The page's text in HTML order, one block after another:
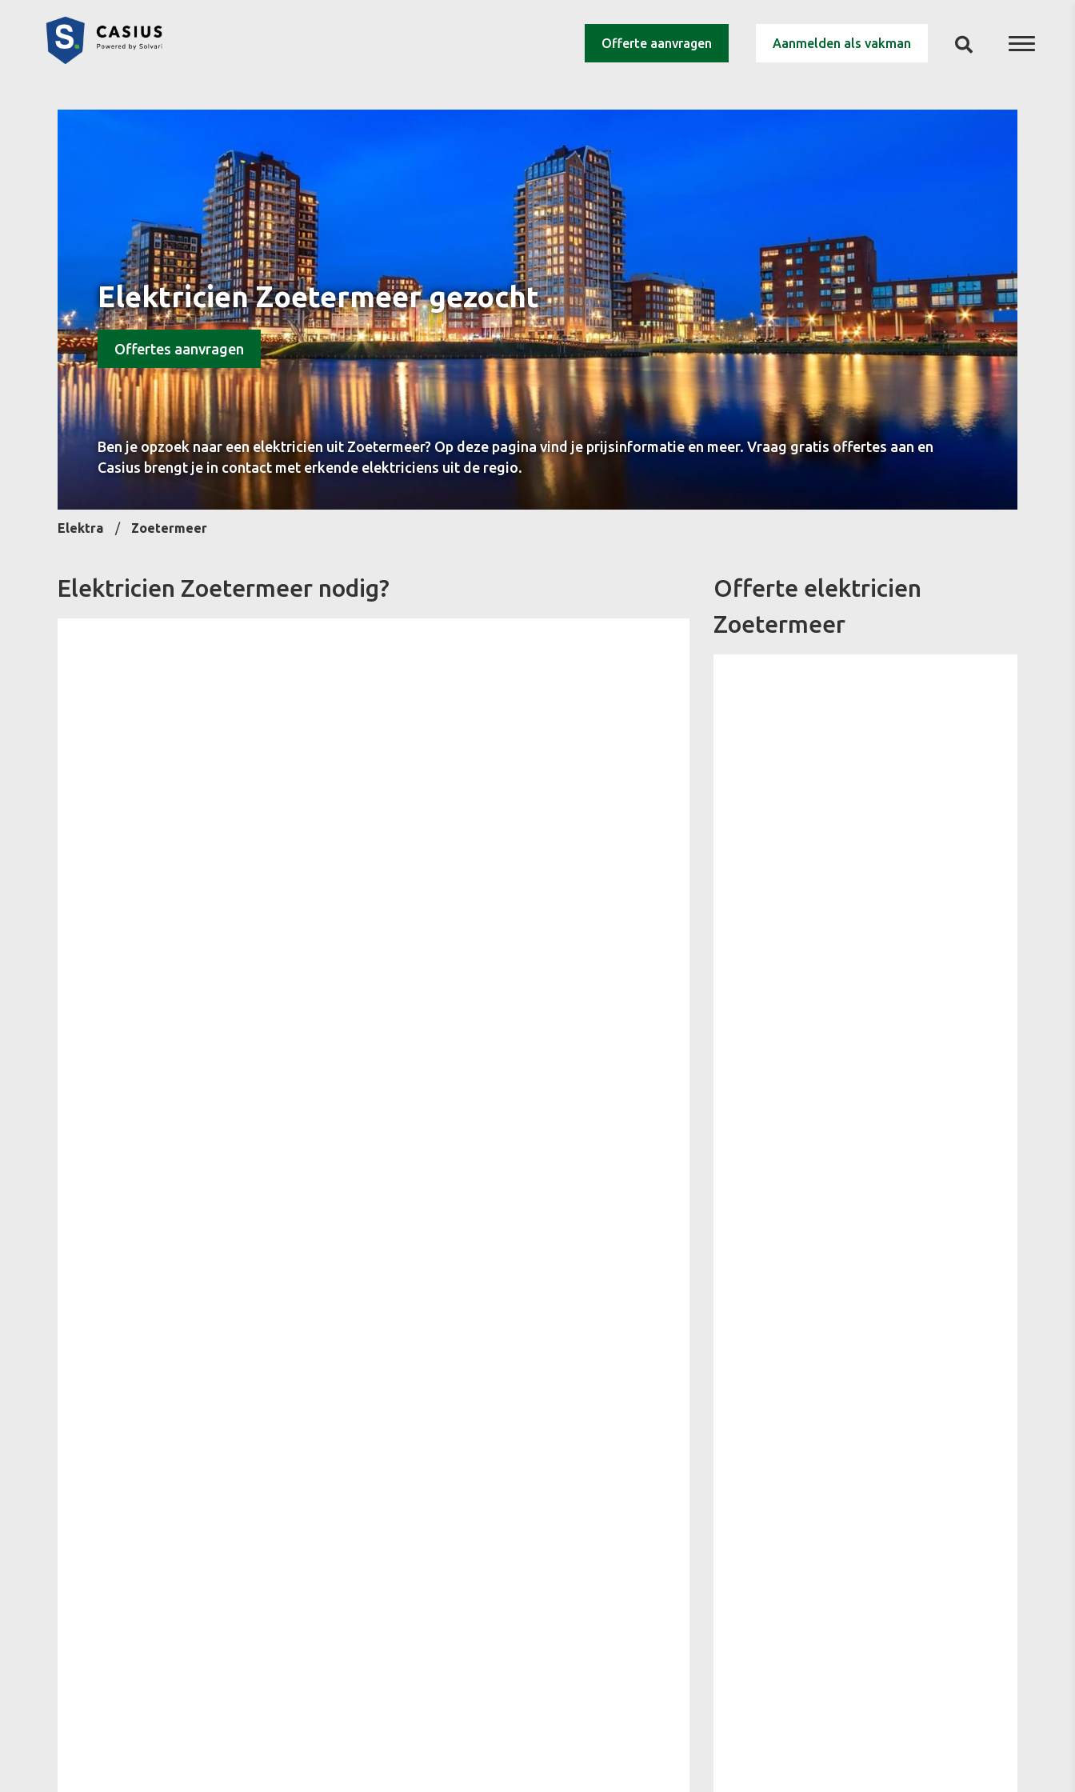
Offerte aanvragen Aanmelden als vakman
Elektricien Zoetermeer gezocht
Offertes aanvragen
Ben je opzoek naar een elektricien uit Zoetermeer? Op deze pagina vind je prijsinformatie en meer. Vraag gratis offertes aan en
Casius brengt je in contact met erkende elektriciens uit de regio.
Elektra Zoetermeer
Elektricien Zoetermeer nodig?
Offerte elektricien
Zoetermeer